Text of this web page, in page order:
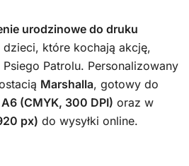
zł.
urodzinowe do druku
dzieci, które kochają akcję,
Patrolu. Personalizowany
Marshalla, gotowy do
(CMYK, 300 DPI) oraz w
px) do wysyłki online.